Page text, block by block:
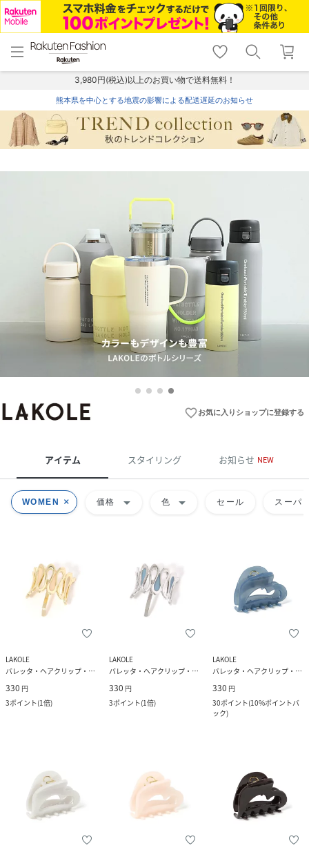
menu home
トップ
shopping_cart lock_outline
ログイン
3,980円(税込)以上のお買い物で送料無料！
熊本県を中心とする地震の影響による配送遅延のお知らせ
favorite_borderお気に入りショップに登録する
アイテム スタイリング お知らせ NEW
WOMEN 価格 arrow_drop_down 色 arrow_drop_down セール スーパ
LAKOLE
バレッタ・ヘアクリップ・ヘアピン
330 円
3ポイント(1倍)
LAKOLE
バレッタ・ヘアクリップ・ヘアピン
330 円
3ポイント(1倍)
LAKOLE
バレッタ・ヘアクリップ・ヘアピン
330 円
30ポイント(10%ポイントバ
ック)